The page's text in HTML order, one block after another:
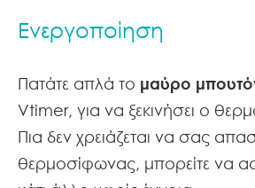
Ενεργοποίηση
Πατάτε απλά το μαύρο
Vtimer, για να ξεκινήσει ο
Πια δεν χρειάζεται να σας
θερμοσίφωνας, μπορείτε να